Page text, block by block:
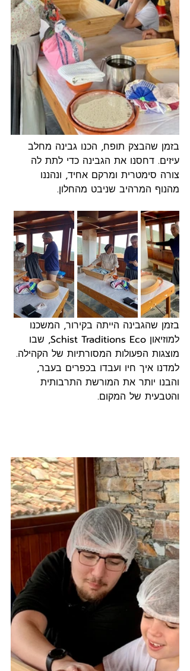
בזמן שהבצק תופח, הכנו גבינה מחלב
עיזים. דחסנו את הגבינה כדי לתת לה
צורה סימטרית ומרקם אחיד, ונהננו
מהנוף המרהיב שניבט מהחלון.
בזמן שהגבינה הייתה בקירור, המשכנו
למוזיאון Schist Traditions Eco, שבו
מוצגות הפעולות המסורתיות של הקהילה.
למדנו איך חיו ועבדו בכפרים בעבר,
והבנו יותר את המורשת התרבותית
והטבעית של המקום.